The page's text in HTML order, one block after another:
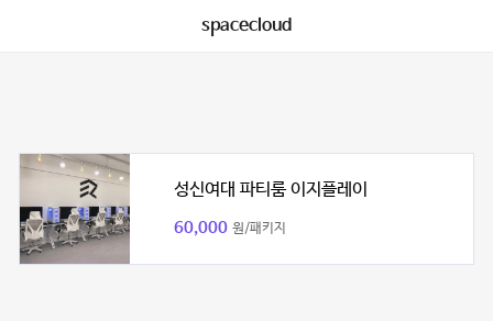
spacecloud
성신여대 파티룸 이지플레이
60,000 원/패키지